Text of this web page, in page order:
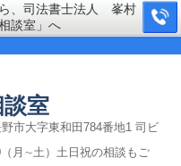
、司法書士法人 峯村
談室」へ
談室
市大字東和田784番地1 司ビ
月∼土）土日祝の相談もご